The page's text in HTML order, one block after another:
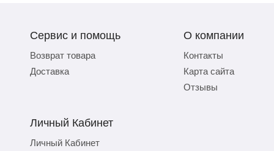
Сервис и помощь
Возврат товара
Доставка
О компании
Контакты
Карта сайта
Отзывы
Личный Кабинет
Личный Кабинет